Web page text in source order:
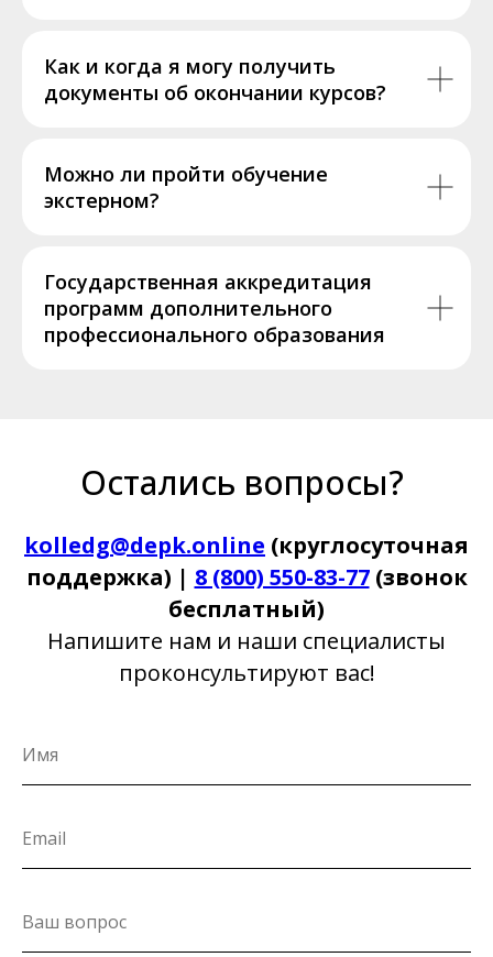
Как и когда я могу получить
документы об окончании курсов?
Можно ли пройти обучение
экстерном?
Государственная аккредитация
программ дополнительного
профессионального образования
Остались вопросы?
kolledg@depk.online (круглосуточная
поддержка) | 8 (800) 550-83-77(звонок
бесплатный)
Напишите нам и наши специалисты
проконсультируют вас!